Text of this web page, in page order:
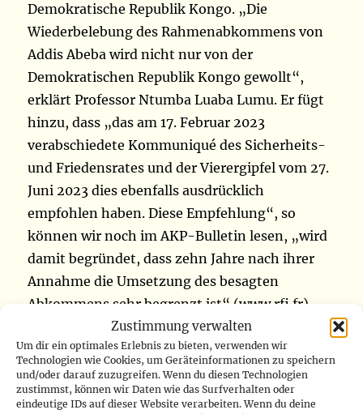
Zustimmung verwalten
Um dir ein optimales Erlebnis zu bieten, verwenden wir
Technologien wie Cookies, um Geräteinformationen zu speichern
und/oder darauf zuzugreifen. Wenn du diesen Technologien
zustimmst, können wir Daten wie das Surfverhalten oder
eindeutige IDs auf dieser Website verarbeiten. Wenn du deine
Demokratische Republik Kongo. „Die
Wiederbelebung des Rahmenabkommens von
Addis Abeba wird nicht nur von der
Demokratischen Republik Kongo gewollt“,
erklärt Professor Ntumba Luaba Lumu. Er fügt
hinzu, dass „das am 17. Februar 2023
verabschiedete Kommuniqué des Sicherheits-
und Friedensrates und der Vierergipfel vom 27.
Juni 2023 dies ebenfalls ausdrücklich
empfohlen haben. Diese Empfehlung“, so
können wir noch im AKP-Bulletin lesen, „wird
damit begründet, dass zehn Jahre nach ihrer
Annahme die Umsetzung des besagten
Abkommens sehr begrenzt ist“ (www.rfi.fr)
Autor
Paul-Iseewanga Indongo-Imbanda
Veröffentlicht
am
9. September
2023
Kategorien
Für uns gelesen